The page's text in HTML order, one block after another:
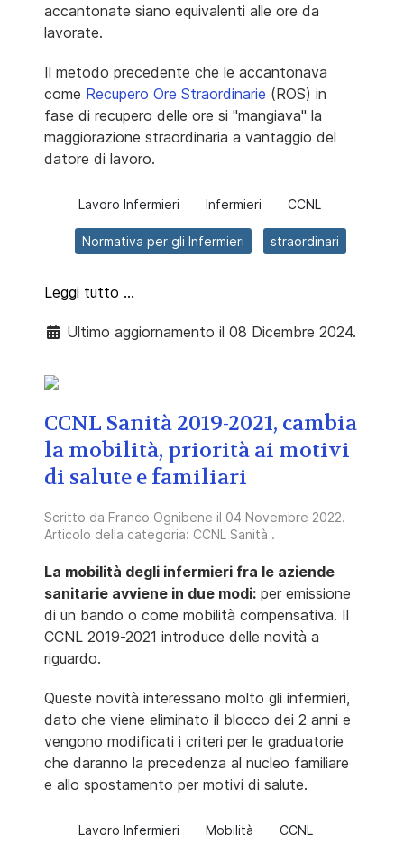
accantonate siano equivalenti alle ore da
lavorate.
Il metodo precedente che le accantonava
come Recupero Ore Straordinarie (ROS) in
fase di recupero delle ore si "mangiava" la
maggiorazione straordinaria a vantaggio del
datore di lavoro.
Lavoro Infermieri Infermieri CCNL
Normativa per gli Infermieri straordinari
Leggi tutto …
Ultimo aggiornamento il 08 Dicembre 2024.
CCNL Sanità 2019-2021, cambia
la mobilità, priorità ai motivi
di salute e familiari
Scritto da Franco Ognibene il 04 Novembre 2022.
Articolo della categoria: CCNL Sanità .
La mobilità degli infermieri fra le aziende
sanitarie avviene in due modi: per emissione
di un bando o come mobilità compensativa. Il
CCNL 2019-2021 introduce delle novità a
riguardo.
Queste novità interessano molto gli infermieri,
dato che viene eliminato il blocco dei 2 anni e
vengono modificati i criteri per le graduatorie
che daranno la precedenza al nucleo familiare
e allo spostamento per motivi di salute.
Lavoro Infermieri Mobilità CCNL